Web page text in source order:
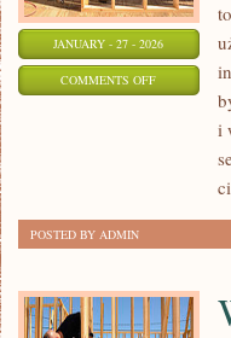
JANUARY - 27 - 2026
COMMENTS OFFON
SZKODNIKI
i
POSTED BY ADMIN